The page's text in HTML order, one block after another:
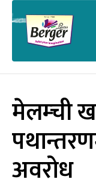
मेलम्ची
अवरोध